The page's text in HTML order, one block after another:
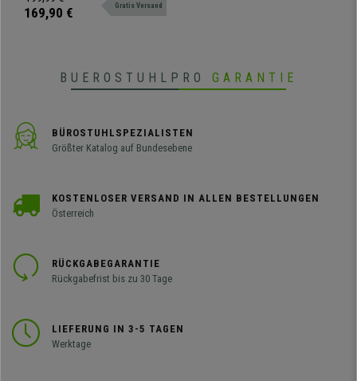
stabile Holz- und
169,90 € Gratis Versand
BUEROSTUHLPRO GARANTIE
BÜROSTUHLSPEZIALISTEN
Größter Katalog auf Bundesebene
KOSTENLOSER VERSAND IN ALLEN BESTELLUNGEN
Österreich
RÜCKGABEGARANTIE
Rückgabefrist bis zu 30 Tage
LIEFERUNG IN 3-5 TAGEN
Werktage